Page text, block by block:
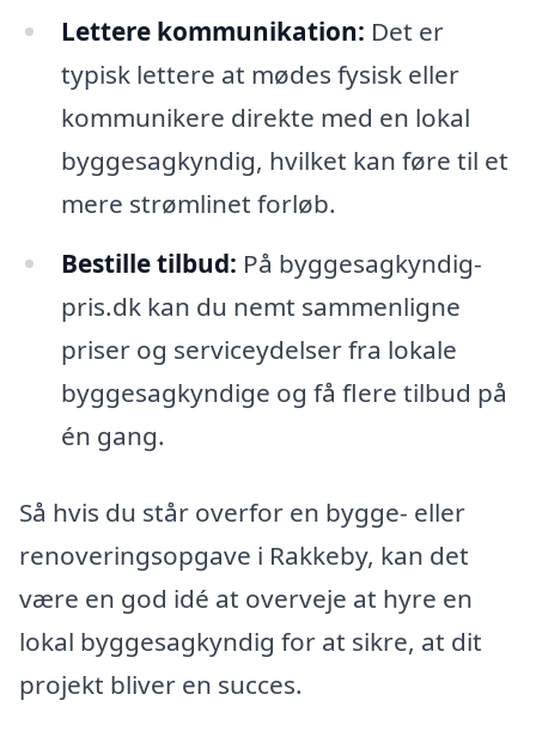
Lettere kommunikation: Det er
typisk lettere at mødes fysisk eller
kommunikere direkte med en lokal
byggesagkyndig, hvilket kan føre til et
mere strømlinet forløb.
Bestille tilbud: På byggesagkyndig-
pris.dk kan du nemt sammenligne
priser og serviceydelser fra lokale
byggesagkyndige og få flere tilbud på
én gang.
Så hvis du står overfor en bygge- eller
renoveringsopgave i Rakkeby, kan det
være en god idé at overveje at hyre en
lokal byggesagkyndig for at sikre, at dit
projekt bliver en succes.